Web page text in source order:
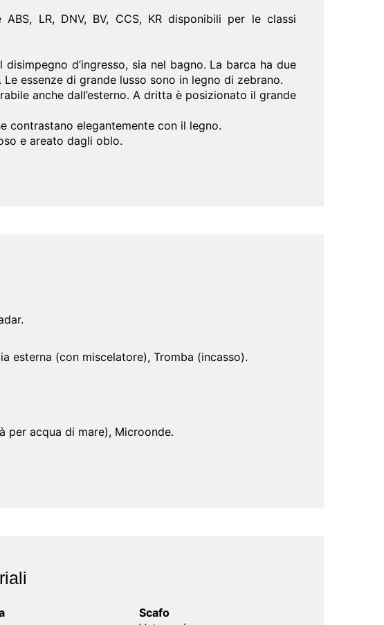
LR, DNV, BV, CCS, KR disponibili per le classi
d’ingresso, sia nel bagno. La barca ha due
essenze di grande lusso sono in legno di zebrano.
anche dall’esterno. A dritta è posizionato il grande
contrastano elegantemente con il legno.
e areato dagli oblo.
esterna (con miscelatore), Tromba (incasso).
per acqua di mare), Microonde.
Scafo